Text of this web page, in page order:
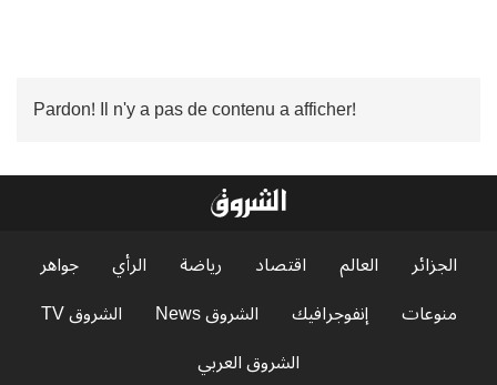
Pardon! Il n'y a pas de contenu a afficher!
الجزائر العالم اقتصاد رياضة الرأي
جواهر
منوعات
إنفوجرافيك الشروق News
الشروق TV
الشروق العربي